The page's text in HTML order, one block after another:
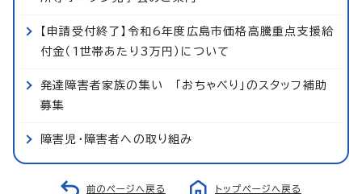
【申請受付終了】令和6年度広島市価格高騰重点支援給
付金（1世帯あたり3万円）について
発達障害者家族の集い 「おちゃべり」のスタッフ補助
募集
障害児・障害者への取り組み
前のページへ戻る トップページへ戻る